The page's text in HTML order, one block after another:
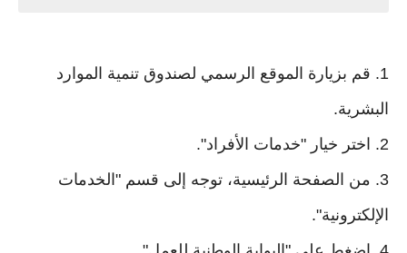
1. قم بزيارة الموقع الرسمي لصندوق تنمية الموارد
البشرية.
2. اختر خيار "خدمات الأفراد".
3. من الصفحة الرئيسية، توجه إلى قسم "الخدمات
الإلكترونية".